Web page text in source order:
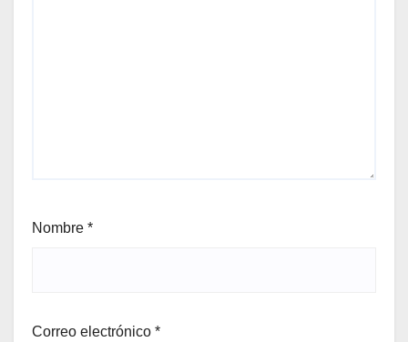
Nombre *
Correo electrónico *